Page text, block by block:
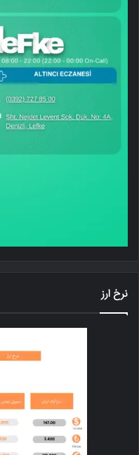
نرخ ارز